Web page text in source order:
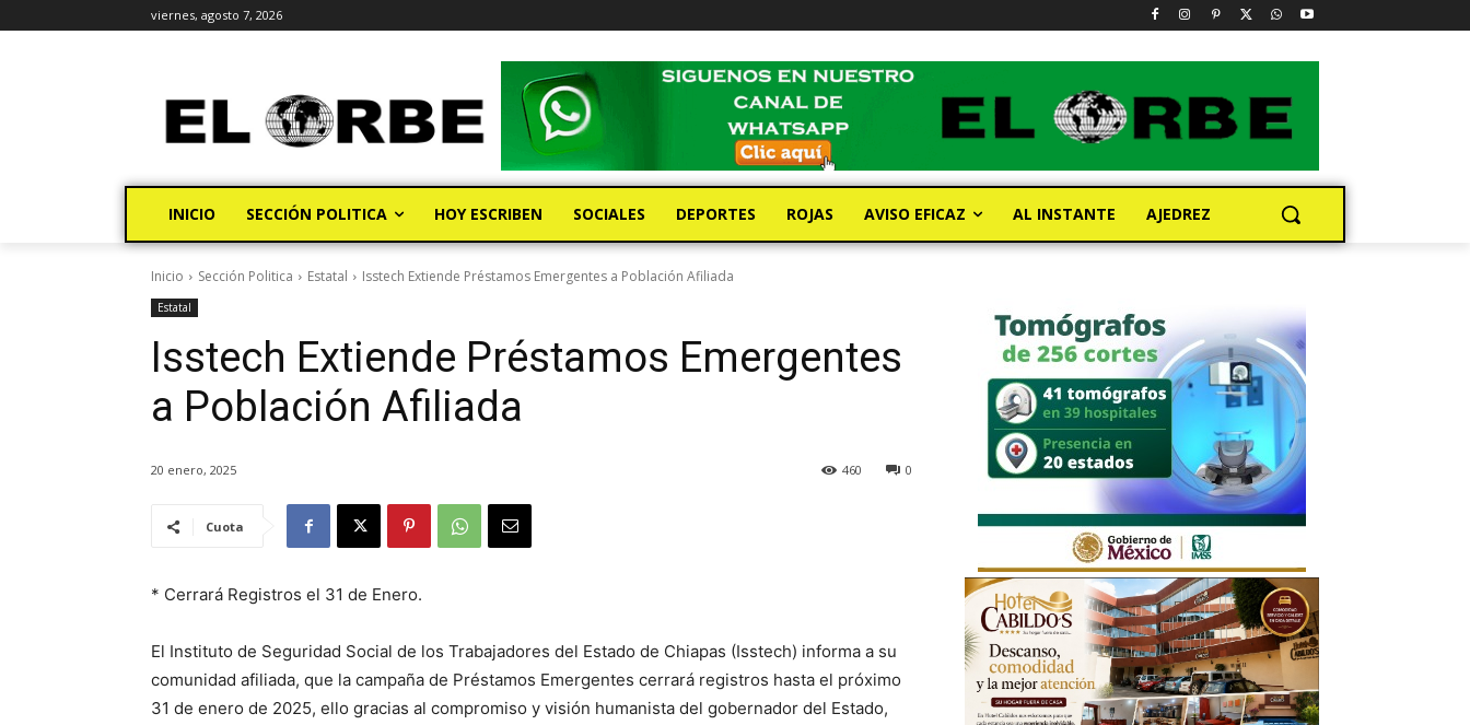
viernes, agosto 7, 2026
INICIO SECCIÓN POLITICA HOY ESCRIBEN SOCIALES DEPORTES ROJAS AVISO EFICAZ AL INSTANTE AJEDREZ
Inicio Sección Politica Estatal Isstech Extiende Préstamos Emergentes a Población Afiliada
Estatal
Isstech Extiende Préstamos Emergentes
a Población Afiliada
20 enero, 2025 0
460
Cuota
* Cerrará Registros el 31 de Enero.
El Instituto de Seguridad Social de los Trabajadores del Estado de Chiapas (Isstech) informa a su
comunidad afiliada, que la campaña de Préstamos Emergentes cerrará registros hasta el próximo
31 de enero de 2025, ello gracias al compromiso y visión humanista del gobernador del Estado,